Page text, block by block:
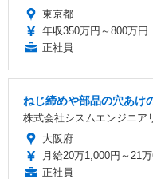
東京都
年収350万円～800万円
正社員
ねじ締めや部品の穴あけ
株式会社シスムエンジニア
大阪府
月給20万1,000円～21
正社員